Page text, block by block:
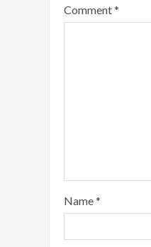
Comment*
Name*